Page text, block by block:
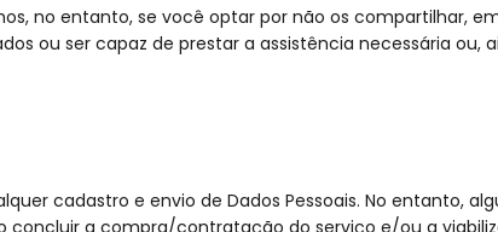
no entanto, se você optar por não os compartilhar,
ou ser capaz de prestar a assistência necessária ou,
cadastro e envio de Dados Pessoais. No entanto,
concluir a compra/contratação do serviço e/ou a